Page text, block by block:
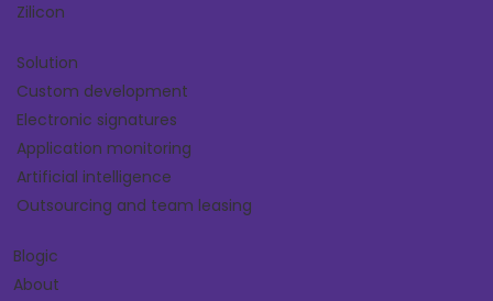
Zilicon
Solution
Custom development
Electronic signatures
Application monitoring
Outsourcing and team leasing
Artificial intelligence
Blogic
About